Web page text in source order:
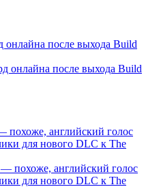
онлайна после выхода Build
онлайна после выхода Build
похоже, английский голос
для нового DLC к The
похоже, английский голос
для нового DLC к The